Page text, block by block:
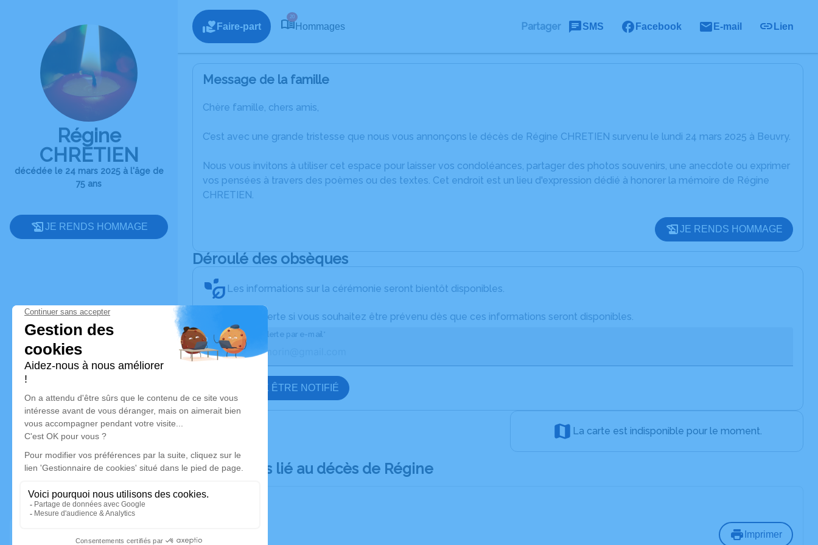
Régine
CHRETIEN
décédée le 24 mars 2025 à l'âge de
75 ans
JE RENDS HOMMAGE
Faire-part
20
Hommages Partager SMS Facebook E-mail Lien
Message de la famille
Chère famille, chers amis,
C’est avec une grande tristesse que nous vous annonçons le décès de Régine CHRETIEN survenu le lundi 24 mars 2025 à Beuvry.
Nous vous invitons à utiliser cet espace pour laisser vos condoléances, partager des photos souvenirs, une anecdote ou exprimer
vos pensées à travers des poèmes ou des textes. Cet endroit est un lieu d'expression dédié à honorer la mémoire de Régine
CHRETIEN.
JE RENDS HOMMAGE
Déroulé des obsèques
Les informations sur la cérémonie seront bientôt disponibles.
Activez une alerte si vous souhaitez être prévenu dès que ces informations seront disponibles.
Recevoir une alerte par e-mail*
JE VEUX ÊTRE NOTIFIÉ
La carte est indisponible pour le moment.
Documents lié au décès de Régine
Imprimer